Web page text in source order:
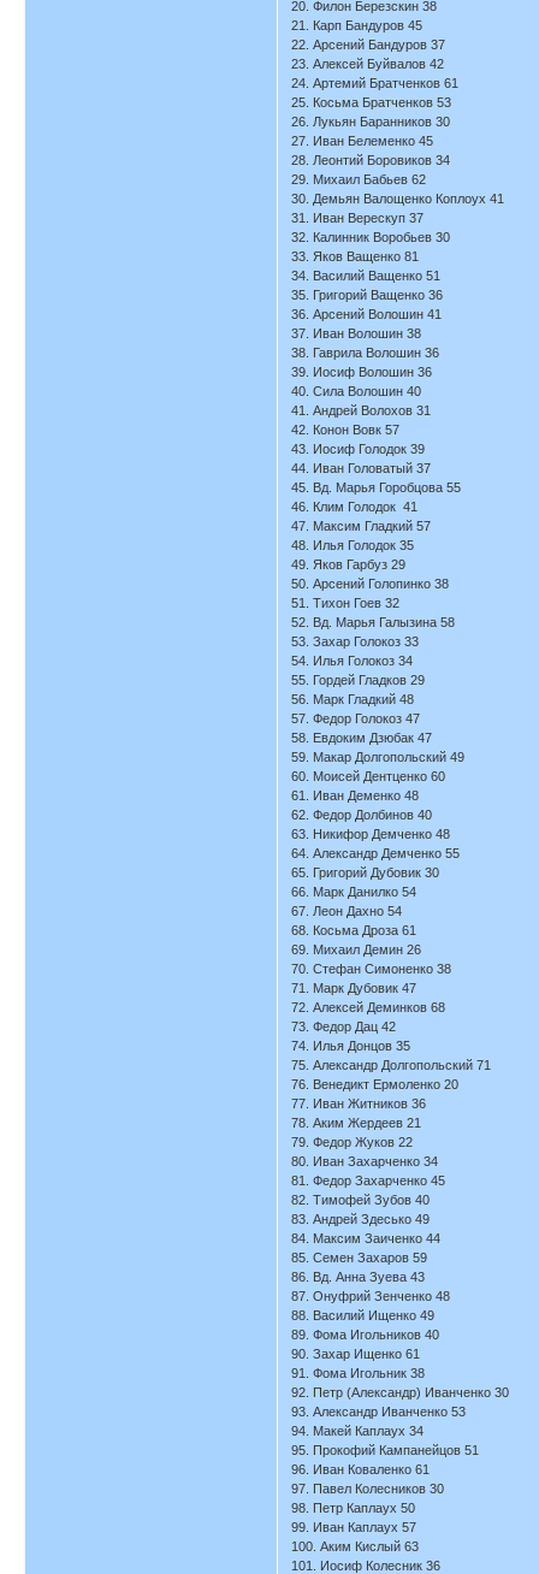
20. Филон Березскин 38
21. Карп Бандуров 45
22. Арсений Бандуров 37
23. Алексей Буйвалов 42
24. Артемий Братченков 61
25. Косьма Братченков 53
26. Лукьян Баранников 30
27. Иван Белеменко 45
28. Леонтий Боровиков 34
29. Михаил Бабьев 62
30. Демьян Валощенко Коплоух 41
31. Иван Верескуп 37
32. Калинник Воробьев 30
33. Яков Ващенко 81
34. Василий Ващенко 51
35. Григорий Ващенко 36
36. Арсений Волошин 41
37. Иван Волошин 38
38. Гаврила Волошин 36
39. Иосиф Волошин 36
40. Сила Волошин 40
41. Андрей Волохов 31
42. Конон Вовк 57
43. Иосиф Голодок 39
44. Иван Головатый 37
45. Вд. Марья Горобцова 55
46. Клим Голодок 41
47. Максим Гладкий 57
48. Илья Голодок 35
49. Яков Гарбуз 29
50. Арсений Голопинко 38
51. Тихон Гоев 32
52. Вд. Марья Галызина 58
53. Захар Голокоз 33
54. Илья Голокоз 34
55. Гордей Гладков 29
56. Марк Гладкий 48
57. Федор Голокоз 47
58. Евдоким Дзюбак 47
59. Макар Долгопольский 49
60. Моисей Дентценко 60
61. Иван Деменко 48
62. Федор Долбинов 40
63. Никифор Демченко 48
64. Александр Демченко 55
65. Григорий Дубовик 30
66. Марк Данилко 54
67. Леон Дахно 54
68. Косьма Дроза 61
69. Михаил Демин 26
70. Стефан Симоненко 38
71. Марк Дубовик 47
72. Алексей Деминков 68
73. Федор Дац 42
74. Илья Донцов 35
75. Александр Долгопольский 71
76. Венедикт Ермоленко 20
77. Иван Житников 36
78. Аким Жердеев 21
79. Федор Жуков 22
80. Иван Захарченко 34
81. Федор Захарченко 45
82. Тимофей Зубов 40
83. Андрей Здесько 49
84. Максим Заиченко 44
85. Семен Захаров 59
86. Вд. Анна Зуева 43
87. Онуфрий Зенченко 48
88. Василий Ищенко 49
89. Фома Игольников 40
90. Захар Ищенко 61
91. Фома Игольник 38
92. Петр (Александр) Иванченко 30
93. Александр Иванченко 53
94. Макей Каплаух 34
95. Прокофий Кампанейцов 51
96. Иван Коваленко 61
97. Павел Колесников 30
98. Петр Каплаух 50
99. Иван Каплаух 57
100. Аким Кислый 63
101. Иосиф Колесник 36